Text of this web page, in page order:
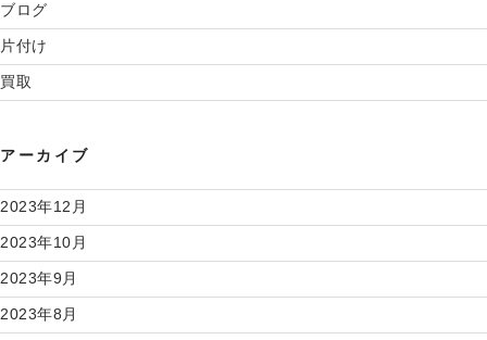
ブログ
片付け
買取
アーカイブ
2023年12月
2023年10月
2023年9月
2023年8月